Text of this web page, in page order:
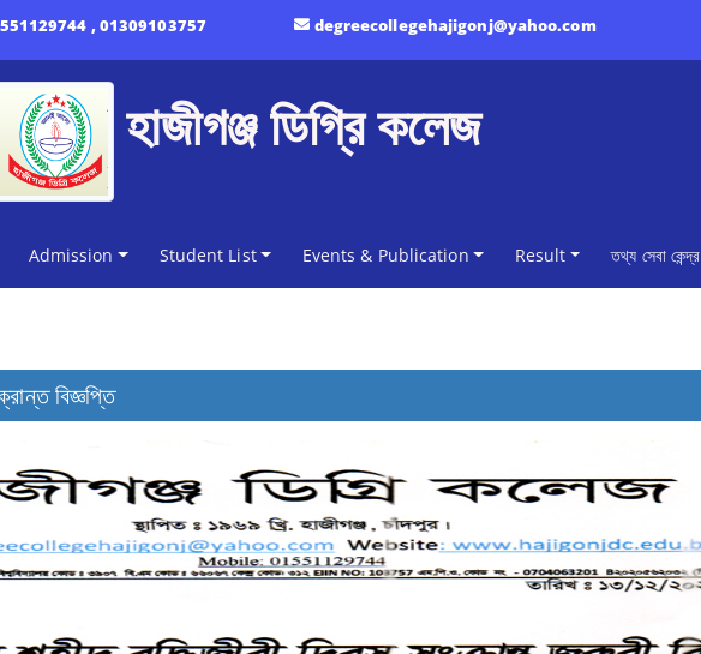
, 01309103757 degreecollegehajigonj@yahoo.com
হাজীগঞ্জ ডিগ্রি কলেজ
Admission Student List Events & Publication Result তথ্য সেবা কেন্দ্র
বিজ্ঞপ্তি